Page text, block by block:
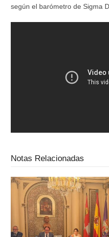
según el barómetro de Sigma
Notas Relacionadas